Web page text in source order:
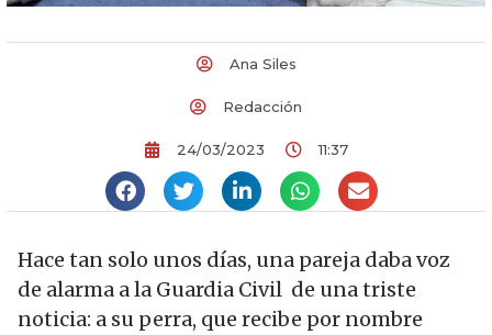
Ana Siles
Redacción
24/03/2023 11:37
Hace tan solo unos días, una pareja daba voz
de alarma a la Guardia Civil de una triste
noticia: a su perra, que recibe por nombre